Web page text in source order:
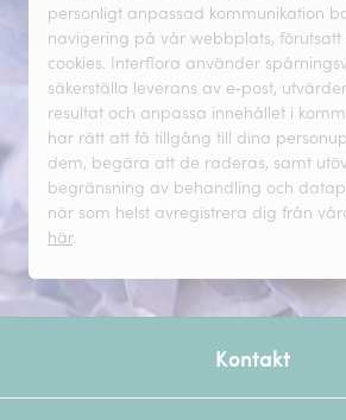
personligt anpassad kommunikation
navigering på vår webbplats,
cookies. Interflora använder
säkerställa leverans av e‑post,
resultat och anpassa innehållet i
har rätt att få tillgång till dina
dem, begära att de raderas, samt
begränsning av behandling och
när som helst avregistrera dig från
här.
Kontakt